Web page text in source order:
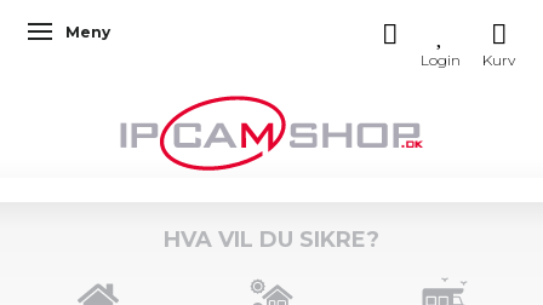
Veksle navigasjon
Meny
HVA VIL DU SIKRE?